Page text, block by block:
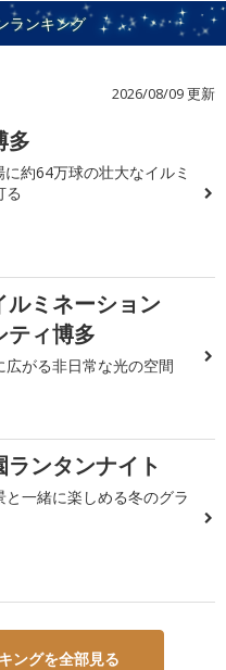
ランキング
2026/08/09 更新
多
に約64万球の壮大なイルミ
る
ルミネーション
ティ博多
広がる非日常な光の空間
ランタンナイト
と一緒に楽しめる冬のグラ
ングを全部見る